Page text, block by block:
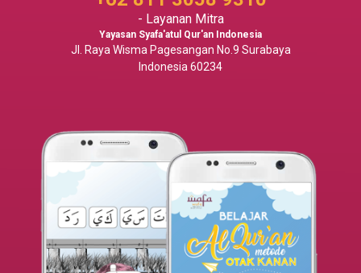
- Layanan Mitra
Yayasan Syafa'atul Qur'an Indonesia
Jl. Raya Wisma Pagesangan No.9 Surabaya
Indonesia 60234